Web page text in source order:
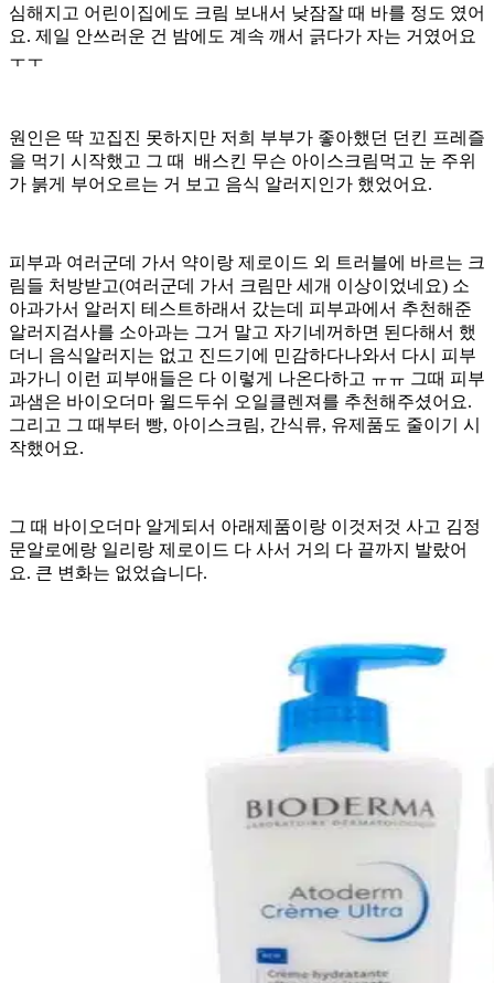
심해지고 어린이집에도 크림 보내서 낮잠잘 때 바를 정도 였어
요. 제일 안쓰러운 건 밤에도 계속 깨서 긁다가 자는 거였어요
ㅜㅜ
원인은 딱 꼬집진 못하지만 저희 부부가 좋아했던 던킨 프레즐
을 먹기 시작했고 그 때 배스킨 무슨 아이스크림먹고 눈 주위
가 붉게 부어오르는 거 보고 음식 알러지인가 했었어요.
피부과 여러군데 가서 약이랑 제로이드 외 트러블에 바르는 크
림들 처방받고(여러군데 가서 크림만 세개 이상이었네요) 소
아과가서 알러지 테스트하래서 갔는데 피부과에서 추천해준
알러지검사를 소아과는 그거 말고 자기네꺼하면 된다해서 했
더니 음식알러지는 없고 진드기에 민감하다나와서 다시 피부
과가니 이런 피부애들은 다 이렇게 나온다하고 ㅠㅠ 그때 피부
과샘은 바이오더마 윌드두쉬 오일클렌져를 추천해주셨어요.
그리고 그 때부터 빵, 아이스크림, 간식류, 유제품도 줄이기 시
작했어요.
그 때 바이오더마 알게되서 아래제품이랑 이것저것 사고 김정
문알로에랑 일리랑 제로이드 다 사서 거의 다 끝까지 발랐어
요. 큰 변화는 없었습니다.